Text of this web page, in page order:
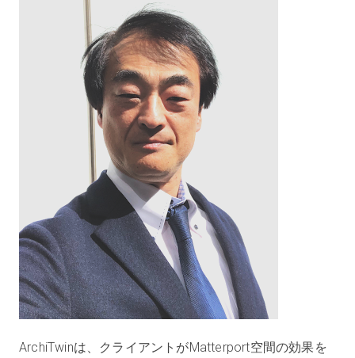
ArchiTwinは、クライアントがMatterport空間の効果を